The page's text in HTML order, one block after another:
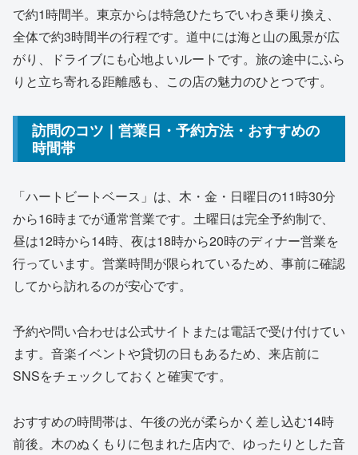
で約1時間半。東京からは特急ひたちでいわき乗り換え、
全体で約3時間半の行程です。道中には海と山の風景が広
がり、ドライブにも心地よいルートです。旅の途中にふら
りと立ち寄れる距離感も、この店の魅力のひとつです。
訪問のコツ｜営業日・予約方法・おすすめの
時間帯
「ハートビートベース」は、木・金・日曜日の11時30分
から16時までが通常営業です。土曜日は完全予約制で、
昼は12時から14時、夜は18時から20時のディナー営業を
行っています。営業時間が限られているため、事前に確認
してから訪れるのが安心です。
予約や問い合わせは公式サイトまたは電話で受け付けてい
ます。音楽イベントや貸切の日もあるため、来店前に
SNSをチェックしておくと確実です。
おすすめの時間帯は、午後の光が柔らかく差し込む14時
前後。木のぬくもりに包まれた店内で、ゆったりとした音